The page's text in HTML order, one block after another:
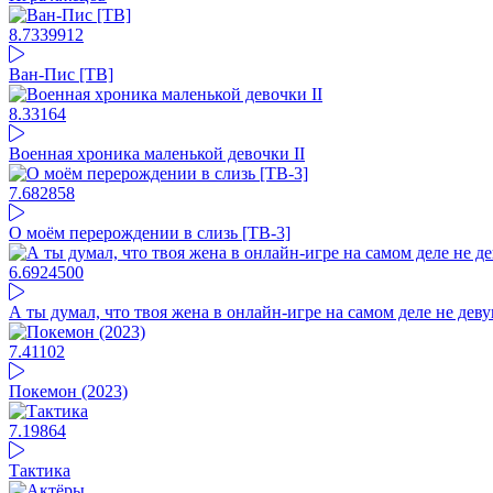
8.7339912
Ван-Пис [ТВ]
8.33164
Военная хроника маленькой девочки II
7.682858
О моём перерождении в слизь [ТВ-3]
6.6924500
А ты думал, что твоя жена в онлайн-игре на самом деле не
7.41102
Покемон (2023)
7.19864
Тактика